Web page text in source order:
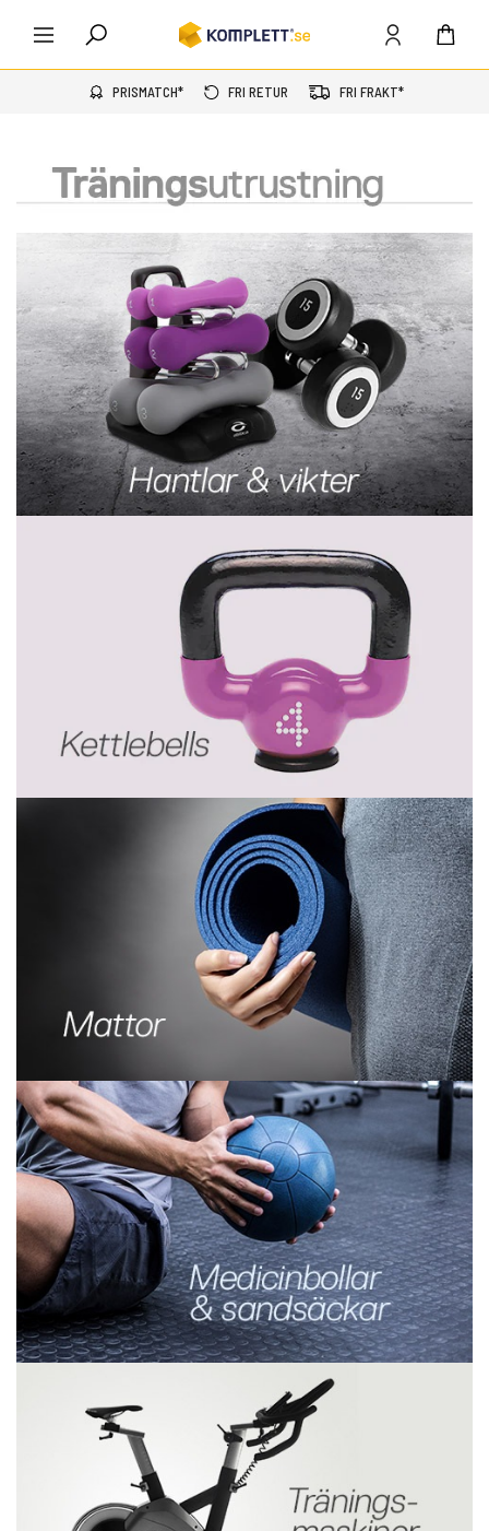
PRISMATCH* FRI RETUR FRI FRAKT*